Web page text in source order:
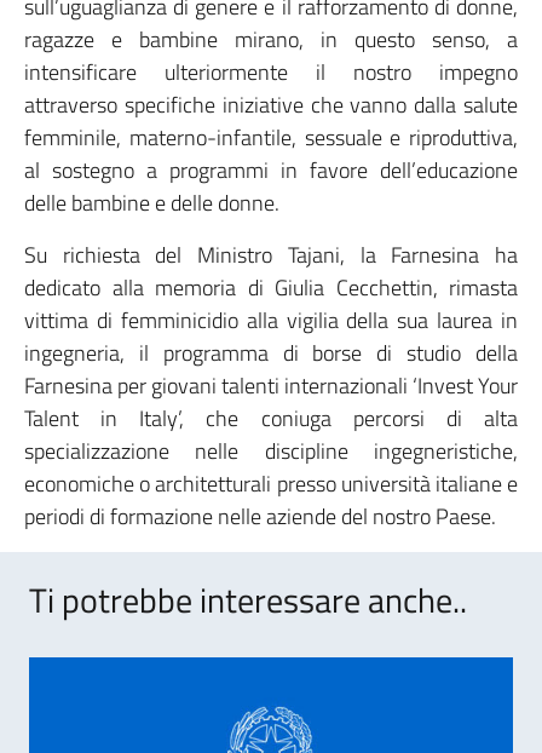
ragazze e bambine mirano, in questo senso, a
intensificare ulteriormente il nostro impegno
attraverso specifiche iniziative che vanno dalla salute
femminile, materno-infantile, sessuale e riproduttiva,
al sostegno a programmi in favore dell’educazione
delle bambine e delle donne.
Su richiesta del Ministro Tajani, la Farnesina ha
dedicato alla memoria di Giulia Cecchettin, rimasta
vittima di femminicidio alla vigilia della sua laurea in
ingegneria, il programma di borse di studio della
Farnesina per giovani talenti internazionali ‘Invest Your
Talent in Italy’, che coniuga percorsi di alta
specializzazione nelle discipline ingegneristiche,
economiche o architetturali presso università italiane e
periodi di formazione nelle aziende del nostro Paese.
Ti potrebbe interessare anche..